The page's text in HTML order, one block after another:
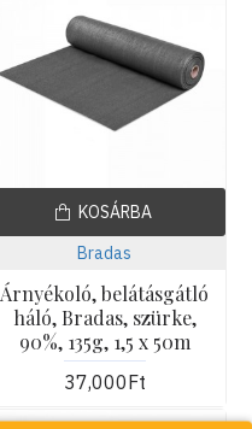
Bradas
Árnyékoló, belátásgátló
háló, Bradas, szürke,
90%, 135g, 1,5 x 50m
37,000Ft
KOSÁRBA